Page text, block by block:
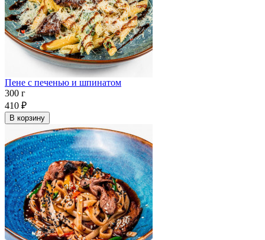
Пене с печенью и шпинатом
300 г
410 ₽
В корзину